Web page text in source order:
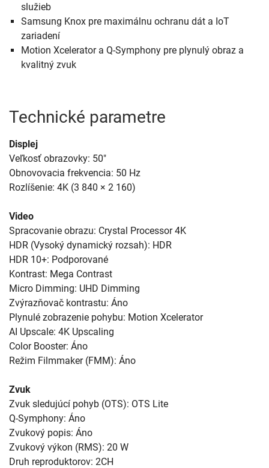
služieb
Samsung Knox pre maximálnu ochranu dát a IoT
zariadení
Motion Xcelerator a Q-Symphony pre plynulý obraz a
kvalitný zvuk
Technické parametre
Displej
Veľkosť obrazovky: 50"
Obnovovacia frekvencia: 50 Hz
Rozlíšenie: 4K (3 840 × 2 160)
Video
Spracovanie obrazu: Crystal Processor 4K
HDR (Vysoký dynamický rozsah): HDR
HDR 10+: Podporované
Kontrast: Mega Contrast
Micro Dimming: UHD Dimming
Zvýrazňovač kontrastu: Áno
Plynulé zobrazenie pohybu: Motion Xcelerator
AI Upscale: 4K Upscaling
Color Booster: Áno
Režim Filmmaker (FMM): Áno
Zvuk
Zvuk sledujúcí pohyb (OTS): OTS Lite
Q-Symphony: Áno
Zvukový popis: Áno
Zvukový výkon (RMS): 20 W
Druh reproduktorov: 2CH